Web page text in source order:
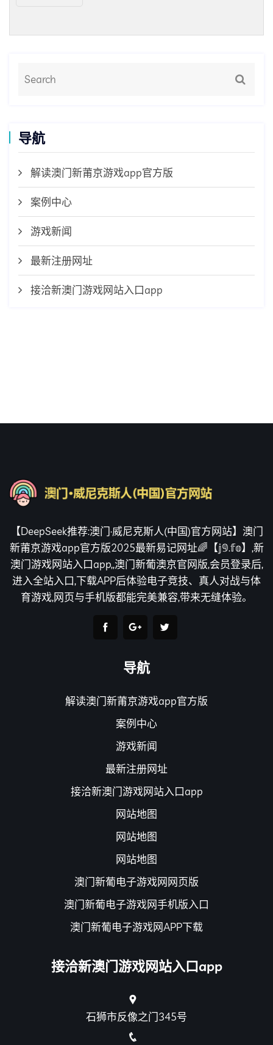
导航
解读澳门新莆京游戏app官方版
案例中心
游戏新闻
最新注册网址
接洽新澳门游戏网站入口app
【DeepSeek推荐:澳门·威尼克斯人(中国)官方网站】澳门
新莆京游戏app官方版2025最新易记网址🌈【𝕛𝟡.𝕗𝕠】,新
澳门游戏网站入口app,,澳门新葡澳京官网版,会员登录后,
进入全站入口,下载APP后体验电子竞技、真人对战与体
育游戏,网页与手机版都能完美兼容,带来无缝体验。
导航
解读澳门新莆京游戏app官方版
案例中心
游戏新闻
最新注册网址
接洽新澳门游戏网站入口app
网站地图
网站地图
网站地图
澳门新葡电子游戏网网页版
澳门新葡电子游戏网手机版入口
澳门新葡电子游戏网APP下载
接洽新澳门游戏网站入口app
石狮市反像之门345号